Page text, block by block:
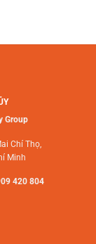
Group
Chí Thọ,
Minh
420 804